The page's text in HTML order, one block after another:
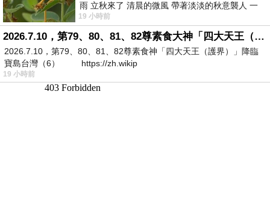
雨 立秋來了 清晨的微風 帶著淡淡的秋意襲人 一
下子 又被赤
19 小時前
2026.7.10，第79、80、81、82尊素食大神「四大天王（護界）」降臨寶島台灣（6）
2026.7.10，第79、80、81、82尊素食神「四大天王（護界）」降臨
寶島台灣（6） https://zh.wikip
19 小時前